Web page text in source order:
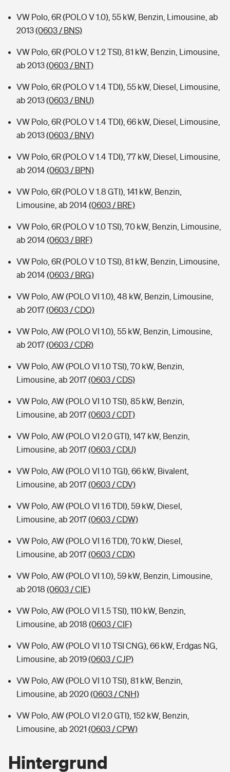
VW Polo, 6R (POLO V 1.0), 55 kW, Benzin, Limousine, ab
2013(0603 / BNS)
VW Polo, 6R (POLO V 1.2 TSI), 81 kW, Benzin, Limousine,
ab 2013(0603 / BNT)
VW Polo, 6R (POLO V 1.4 TDI), 55 kW, Diesel, Limousine,
ab 2013(0603 / BNU)
VW Polo, 6R (POLO V 1.4 TDI), 66 kW, Diesel, Limousine,
ab 2013(0603 / BNV)
VW Polo, 6R (POLO V 1.4 TDI), 77 kW, Diesel, Limousine,
ab 2014(0603 / BPN)
VW Polo, 6R (POLO V 1.8 GTI), 141 kW, Benzin,
Limousine, ab 2014(0603 / BRE)
VW Polo, 6R (POLO V 1.0 TSI), 70 kW, Benzin, Limousine,
ab 2014(0603 / BRF)
VW Polo, 6R (POLO V 1.0 TSI), 81 kW, Benzin, Limousine,
ab 2014(0603 / BRG)
VW Polo, AW (POLO VI 1.0), 48 kW, Benzin, Limousine,
ab 2017(0603 / CDQ)
VW Polo, AW (POLO VI 1.0), 55 kW, Benzin, Limousine,
ab 2017(0603 / CDR)
VW Polo, AW (POLO VI 1.0 TSI), 70 kW, Benzin,
Limousine, ab 2017(0603 / CDS)
VW Polo, AW (POLO VI 1.0 TSI), 85 kW, Benzin,
Limousine, ab 2017(0603 / CDT)
VW Polo, AW (POLO VI 2.0 GTI), 147 kW, Benzin,
Limousine, ab 2017(0603 / CDU)
VW Polo, AW (POLO VI 1.0 TGI), 66 kW, Bivalent,
Limousine, ab 2017(0603 / CDV)
VW Polo, AW (POLO VI 1.6 TDI), 59 kW, Diesel,
Limousine, ab 2017(0603 / CDW)
VW Polo, AW (POLO VI 1.6 TDI), 70 kW, Diesel,
Limousine, ab 2017(0603 / CDX)
VW Polo, AW (POLO VI 1.0), 59 kW, Benzin, Limousine,
ab 2018 (0603 / CIE)
VW Polo, AW (POLO VI 1.5 TSI), 110 kW, Benzin,
Limousine, ab 2018 (0603 / CIF)
VW Polo, AW (POLO VI 1.0 TSI CNG), 66 kW, Erdgas NG,
Limousine, ab 2019(0603 / CJP)
VW Polo, AW (POLO VI 1.0 TSI), 81 kW, Benzin,
Limousine, ab 2020(0603 / CNH)
VW Polo, AW (POLO VI 2.0 GTI), 152 kW, Benzin,
Limousine, ab 2021 (0603 / CPW)
Hintergrund